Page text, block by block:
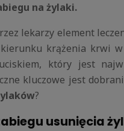
na żylaki.
lekarzy element
krążenia krwi
uciskiem, który jest
kluczowe jest
?
usunięcia